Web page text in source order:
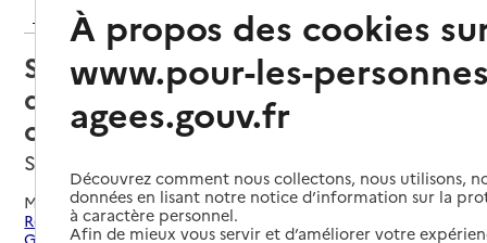
Retour aux résultats de l'annuaire
Service de soins infirmiers à
domicile – SSIAD - Association
centre de soins et de santé
Saint Geniez d'Olt et d'Aubrac, AVEYRON
Mis à jour le22/07/2026
Rechercher les établissements et services autour de Saint
À propos des cookies
www.pour-les-
agees.gouv.fr
Découvrez comment nous collectons, nous utilisons,
données en lisant notre notice d’information sur la
à caractère personnel.
Afin de mieux vous servir et d’améliorer votre